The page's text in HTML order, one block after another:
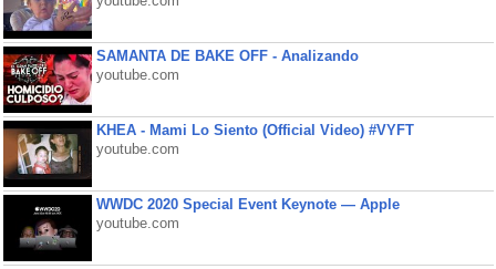
SAMANTA DE BAKE OFF - Analizando
youtube.com
KHEA - Mami Lo Siento (Official Video) #VYFT
youtube.com
WWDC 2020 Special Event Keynote — Apple
youtube.com